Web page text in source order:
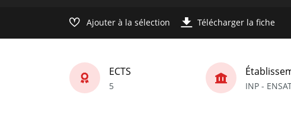
Ajouter à la sélection Télécharger la fiche
ECTS
5 INP -